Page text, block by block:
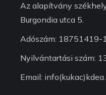
Az alapítvány
Burgondia utca 5.
Adószám: 18751419-
Nyilvántartási szám:
Email: